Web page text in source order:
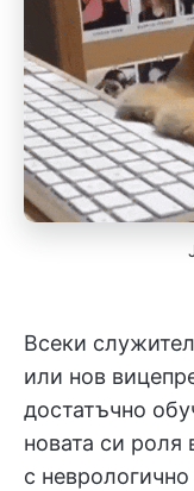
Всеки
или нов
достатъчно
новата си роля
с